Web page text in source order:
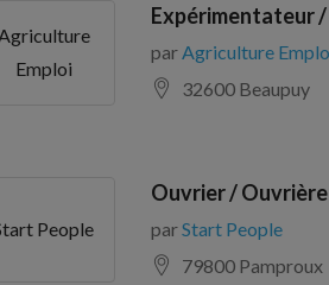
Emploi
Expérimentateur
par Agriculture
32600 Beaupuy
People
Ouvrier /
parStart People
79800 Pamproux